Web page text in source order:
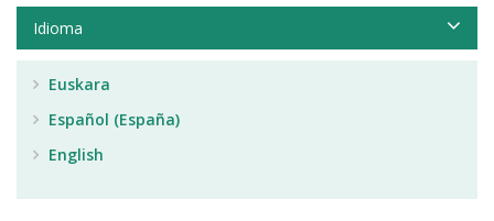
Idioma
Euskara
Español (España)
English